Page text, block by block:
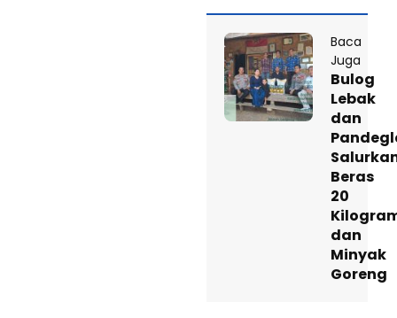
Baca
Juga
Bulog
Lebak
dan
Beras
20
dan
Minyak
Goreng